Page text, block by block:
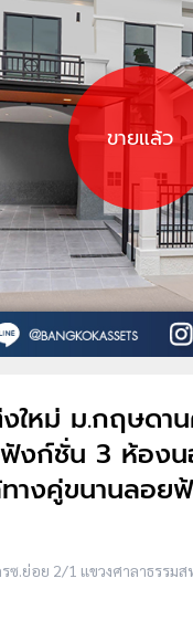
ขายแล้ว
ใหม่ ม.กฤษดา
ฟังก์ชั่น 3 ห้อ
างคู่ขนานลอ
.ย่อย 2/1 แขวงศาลาธรรม